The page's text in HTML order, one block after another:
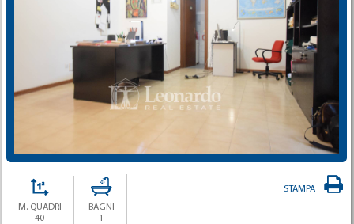
M. QUADRI
40
BAGNI
1
STAMPA